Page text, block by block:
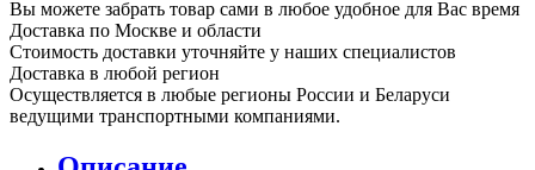
Вы можете забрать товар сами в любое удобное для Вас время
Доставка по Москве и области
Стоимость доставки уточняйте у наших специалистов
Доставка в любой регион
Осуществляется в любые регионы России и Беларуси
ведущими транспортными компаниями.